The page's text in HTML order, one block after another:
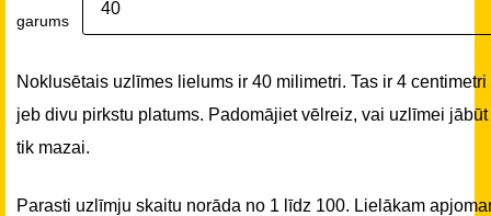
garums
Noklusētais uzlīmes lielums ir 40 milimetri. Tas ir 4 centimetri
jeb divu pirkstu platums. Padomājiet vēlreiz, vai uzlīmei jābūt
tik mazai.
Parasti uzlīmju skaitu norāda no 1 līdz 100. Lielākam